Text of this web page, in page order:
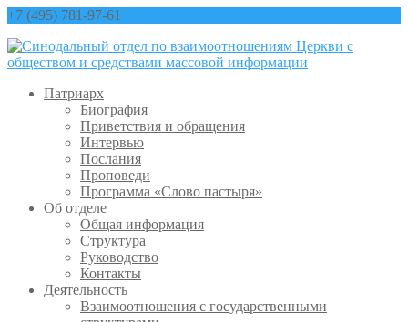
+7 (495) 781-97-61
Патриарх
Биография
Приветствия и обращения
Интервью
Послания
Проповеди
Программа «Слово пастыря»
Об отделе
Общая информация
Структура
Руководство
Контакты
Деятельность
Взаимоотношения с государственными